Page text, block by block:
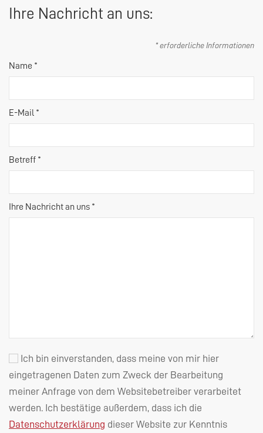
Ihre Nachricht an uns:
* erforderliche Informationen
Name *
E-Mail *
Betreff *
Ihre Nachricht an uns *
Ich bin einverstanden, dass meine von mir hier
eingetragenen Daten zum Zweck der Bearbeitung
meiner Anfrage von dem Websitebetreiber verarbeitet
werden. Ich bestätige außerdem, dass ich die
Datenschutzerklärung dieser Website zur Kenntnis